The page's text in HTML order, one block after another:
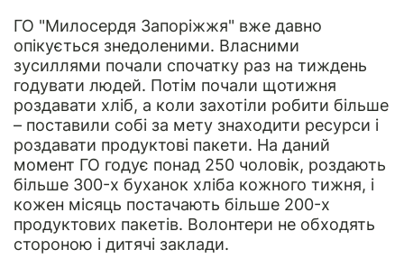
ГО "Милосердя Запоріжжя" вже давно
опікується знедоленими. Власними
зусиллями почали спочатку раз на тиждень
годувати людей. Потім почали щотижня
роздавати хліб, а коли захотіли робити більше
– поставили собі за мету знаходити ресурси і
роздавати продуктові пакети. На даний
момент ГО годує понад 250 чоловік, роздають
більше 300-х буханок хліба кожного тижня, і
кожен місяць постачають більше 200-х
продуктових пакетів. Волонтери не обходять
стороною і дитячі заклади.